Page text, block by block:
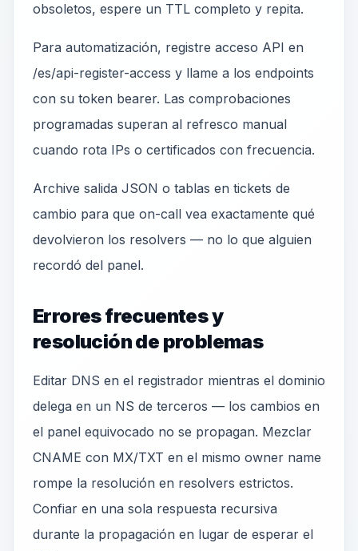
obsoletos, espere un TTL completo y repita.
Para automatización, registre acceso API en
/es/api-register-access y llame a los endpoints
con su token bearer. Las comprobaciones
programadas superan al refresco manual
cuando rota IPs o certificados con frecuencia.
Archive salida JSON o tablas en tickets de
cambio para que on-call vea exactamente qué
devolvieron los resolvers — no lo que alguien
recordó del panel.
Errores frecuentes y
resolución de problemas
Editar DNS en el registrador mientras el dominio
delega en un NS de terceros — los cambios en
el panel equivocado no se propagan. Mezclar
CNAME con MX/TXT en el mismo owner name
rompe la resolución en resolvers estrictos.
Confiar en una sola respuesta recursiva
durante la propagación en lugar de esperar el